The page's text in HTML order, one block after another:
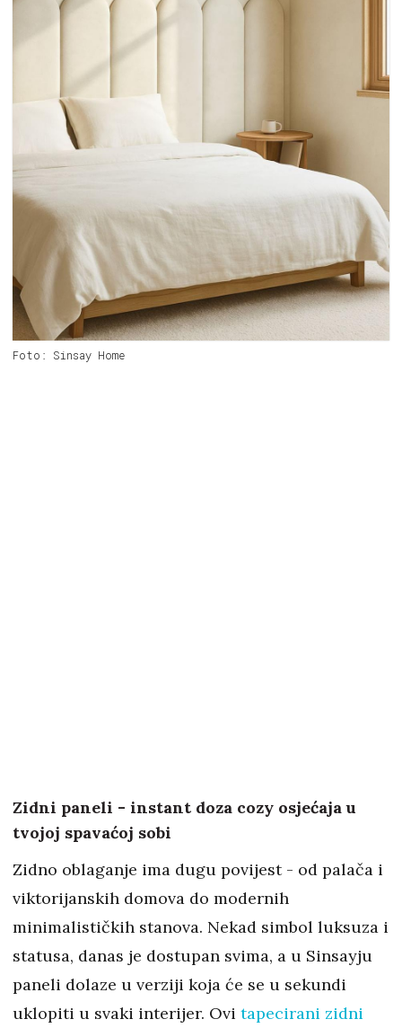
Foto: Sinsay Home
Zidni paneli - instant doza cozy osjećaja u
tvojoj spavaćoj sobi
Zidno oblaganje ima dugu povijest - od palača i
viktorijanskih domova do modernih
minimalističkih stanova. Nekad simbol luksuza i
statusa, danas je dostupan svima, a u Sinsayju
paneli dolaze u verziji koja će se u sekundi
uklopiti u svaki interijer. Ovi tapecirani zidni